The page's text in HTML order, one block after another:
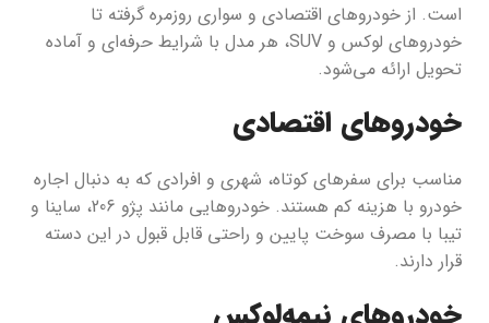
است. از خودروهای اقتصادی و سواری روزمره گرفته تا
خودروهای لوکس و SUV، هر مدل با شرایط حرفه‌ای و آماده
تحویل ارائه می‌شود.
خودروهای اقتصادی
مناسب برای سفرهای کوتاه، شهری و افرادی که به دنبال اجاره
خودرو با هزینه کم هستند. خودروهایی مانند پژو 206، ساینا و
تیبا با مصرف سوخت پایین و راحتی قابل قبول در این دسته
قرار دارند.